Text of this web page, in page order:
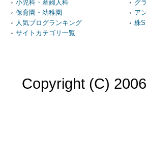
小児科・産婦人科
保育園・幼稚園
人気ブログランキング
サイトカテゴリ一覧
グ
ア
株
Copyright (C)